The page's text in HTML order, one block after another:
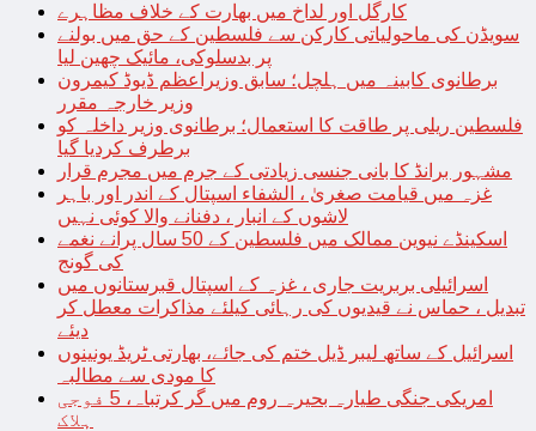
کارگل اور لداخ میں بھارت کے خلاف مظاہرے
سویڈن کی ماحولیاتی کارکن سے فلسطین کے حق میں بولنے
پر بدسلوکی، مائیک چھین لیا
برطانوی کابینہ میں ہلچل؛ سابق وزیراعظم ڈیوڈ کیمرون
وزیر خارجہ مقرر
فلسطین ریلی پر طاقت کا استعمال؛ برطانوی وزیر داخلہ کو
برطرف کردیا گیا
مشہور برانڈ کا بانی جنسی زیادتی کے جرم میں مجرم قرار
غزہ میں قیامت صغریٰ ، الشفاء اسپتال کے اندر اور باہر
لاشوں کے انبار ، دفنانے والا کوئی نہیں
اسکینڈے نیوین ممالک میں فلسطین کے 50 سال پرانے نغمے
کی گونج
اسرائیلی بربریت جاری ، غزہ کے اسپتال قبرستانوں میں
تبدیل ، حماس نے قیدیوں کی رہائی کیلئے مذاکرات معطل کر
دیئے
اسرائیل کے ساتھ لیبر ڈیل ختم کی جائے، بھارتی ٹریڈ یونینوں
کا مودی سے مطالبہ
امریکی جنگی طیارہ بحیرہ روم میں گر کرتباہ، 5 فوجی
ہلاک